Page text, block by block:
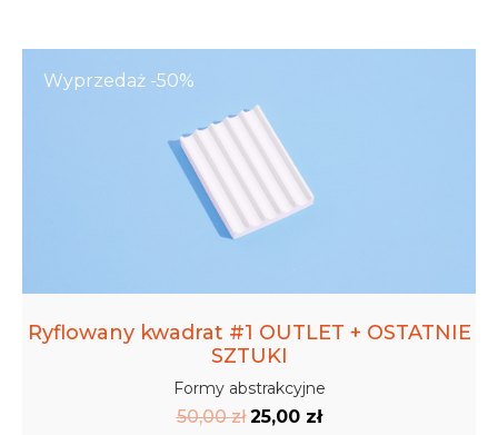
Wyprzedaż -50%
Ryflowany kwadrat #1 OUTLET + OSTATNIE
SZTUKI
Formy abstrakcyjne
50,00zł 25,00 zł